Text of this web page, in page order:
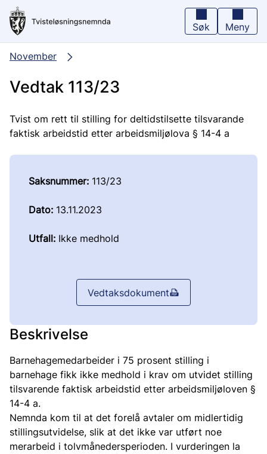
Hopp
hovedinnhold
Søk Meny
November
Vedtak 113/23
Tvist om rett til stilling for deltidstilsette tilsvarande
faktisk arbeidstid etter arbeidsmiljølova § 14-4 a
Saksnummer: 113/23
Dato: 13.11.2023
Utfall: Ikke medhold
Vedtaksdokument
Beskrivelse
Barnehagemedarbeider i 75 prosent stilling i
barnehage fikk ikke medhold i krav om utvidet stilling
tilsvarende faktisk arbeidstid etter arbeidsmiljøloven §
14-4 a.
Nemnda kom til at det forelå avtaler om midlertidig
stillingsutvidelse, slik at det ikke var utført noe
merarbeid i tolvmånedersperioden. I vurderingen la